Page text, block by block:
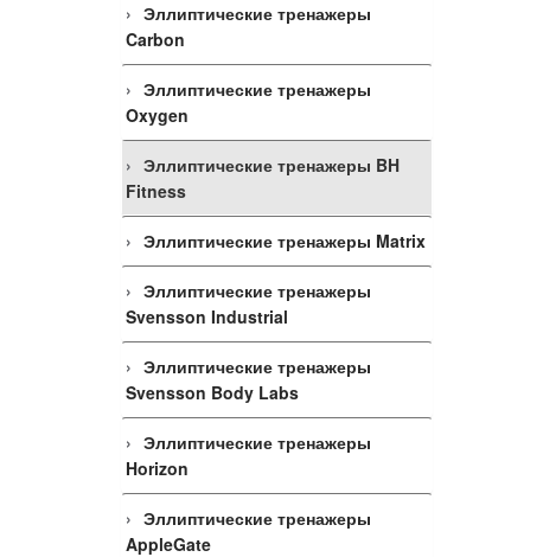
Эллиптические тренажеры
Carbon
Эллиптические тренажеры
Oxygen
Эллиптические тренажеры BH
Fitness
Эллиптические тренажеры Matrix
Эллиптические тренажеры
Svensson Industrial
Эллиптические тренажеры
Svensson Body Labs
Эллиптические тренажеры
Horizon
Эллиптические тренажеры
AppleGate